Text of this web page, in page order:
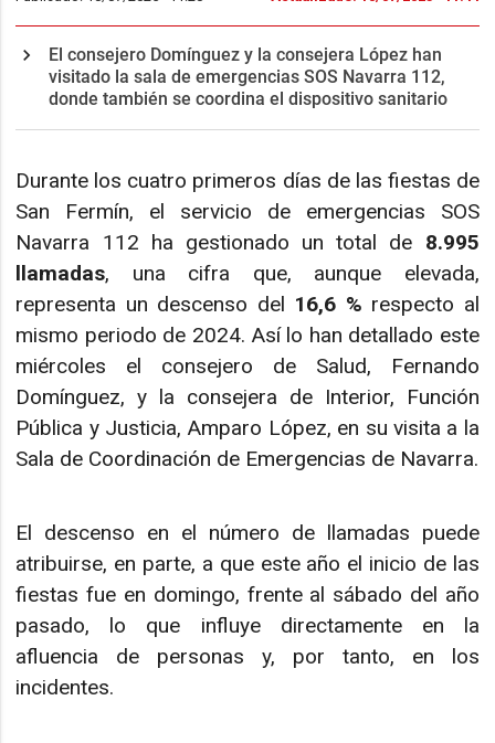
El consejero Domínguez y la consejera López han
visitado la sala de emergencias SOS Navarra 112,
donde también se coordina el dispositivo sanitario
Durante los cuatro primeros días de las fiestas de
San Fermín, el servicio de emergencias SOS
Navarra 112 ha gestionado un total de 8.995
llamadas, una cifra que, aunque elevada,
representa un descenso del 16,6 % respecto al
mismo periodo de 2024. Así lo han detallado este
miércoles el consejero de Salud, Fernando
Domínguez, y la consejera de Interior, Función
Pública y Justicia, Amparo López, en su visita a la
Sala de Coordinación de Emergencias de Navarra.
El descenso en el número de llamadas puede
atribuirse, en parte, a que este año el inicio de las
fiestas fue en domingo, frente al sábado del año
pasado, lo que influye directamente en la
afluencia de personas y, por tanto, en los
incidentes.